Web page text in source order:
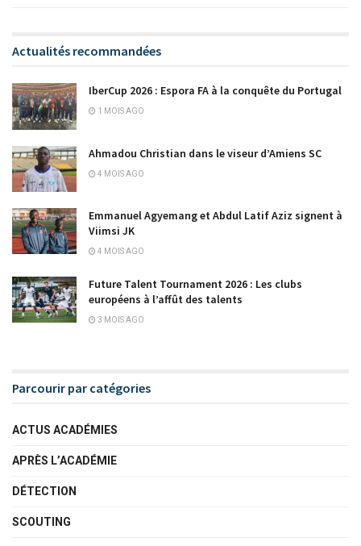
Actualités recommandées
IberCup 2026 : Espora FA à la conquête du Portugal
1 MOIS AGO
Ahmadou Christian dans le viseur d’Amiens SC
4 MOIS AGO
Emmanuel Agyemang et Abdul Latif Aziz signent à
Viimsi JK
4 MOIS AGO
Future Talent Tournament 2026 : Les clubs
européens à l’affût des talents
3 MOIS AGO
Parcourir par catégories
ACTUS ACADÉMIES
APRÈS L’ACADÉMIE
DÉTECTION
SCOUTING